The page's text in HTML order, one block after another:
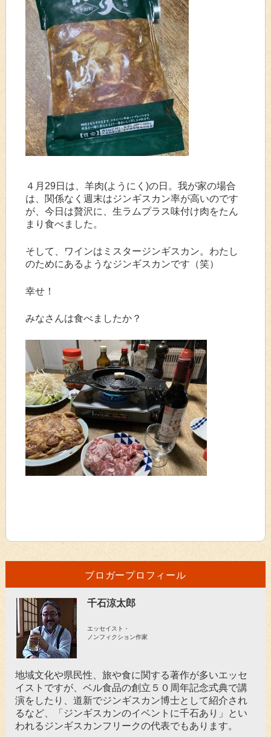
４月29日は、羊肉(ようにく)の日。我が家の場合
は、関係なく週末はジンギスカン率が高いのです
が、今日は贅沢に、生ラムプラス味付け肉をたん
まり食べました。
そして、ワインはミスタージンギスカン。わたし
のためにあるようなジンギスカンです（笑）
幸せ！
みなさんは食べましたか？
ブロガープロフィール
千石涼太郎
エッセイスト・
ノンフィクション作家
地域文化や県民性、旅や食に関する著作が多いエッセ
イストですが、ベル食品の創立５０周年記念式典で講
演をしたり、道新でジンギスカン博士として紹介され
るなど、「ジンギスカンのイベントに千石あり」とい
われるジンギスカンフリークの代表でもあります。